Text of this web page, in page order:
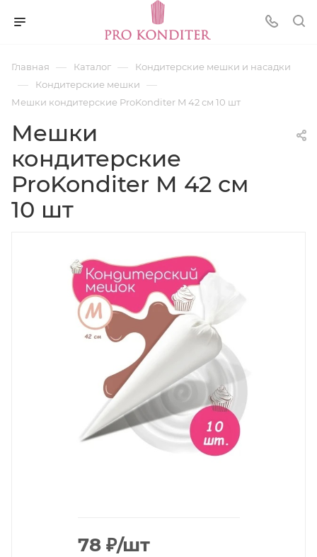
Главная — Каталог — Кондитерские мешки и насадки
— Кондитерские мешки —
Мешки кондитерские ProKonditer M 42 см 10 шт
Мешки
кондитерские
ProKonditer M 42 см
10 шт
78₽/шт